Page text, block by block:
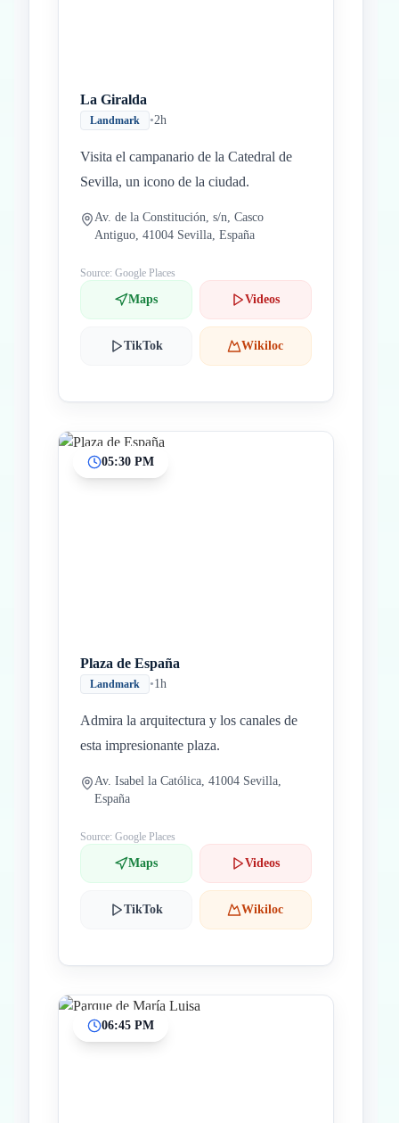
La Giralda
Landmark •2h
Visita el campanario de la Catedral de
Sevilla, un icono de la ciudad.
Av. de la Constitución, s/n, Casco
Antiguo, 41004 Sevilla, España
Source: Google Places
Maps Videos
TikTok Wikiloc
05:30 PM
Plaza de España
Landmark •1h
Admira la arquitectura y los canales de
esta impresionante plaza.
Av. Isabel la Católica, 41004 Sevilla,
España
Source: Google Places
Maps Videos
TikTok Wikiloc
06:45 PM